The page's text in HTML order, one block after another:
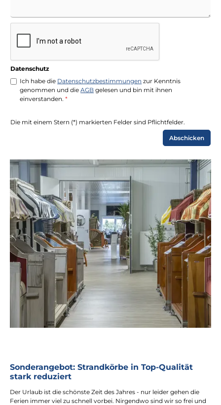
Datenschutz
Ich habe die Datenschutzbestimmungen zur Kenntnis
genommen und dieAGB gelesen und bin mit ihnen
einverstanden.*
Die mit einem Stern (*) markierten Felder sind Pflichtfelder.
Abschicken
Sonderangebot: Strandkörbe in Top-Qualität
stark reduziert
Der Urlaub ist die schönste Zeit des Jahres - nur leider gehen die
Ferien immer viel zu schnell vorbei. Nirgendwo sind wir so frei und